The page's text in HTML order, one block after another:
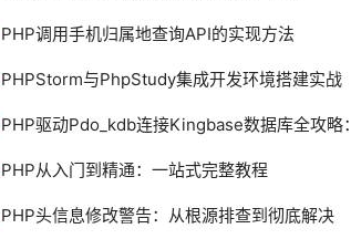
PHP调用手机归属地查询API的实现方法
PHPStorm与PhpStudy集成开发环境搭建实战
PHP驱动Pdo_kdb连接Kingbase数据库全攻略
PHP从入门到精通：一站式完整教程
PHP头信息修改警告：从根源排查到彻底解决